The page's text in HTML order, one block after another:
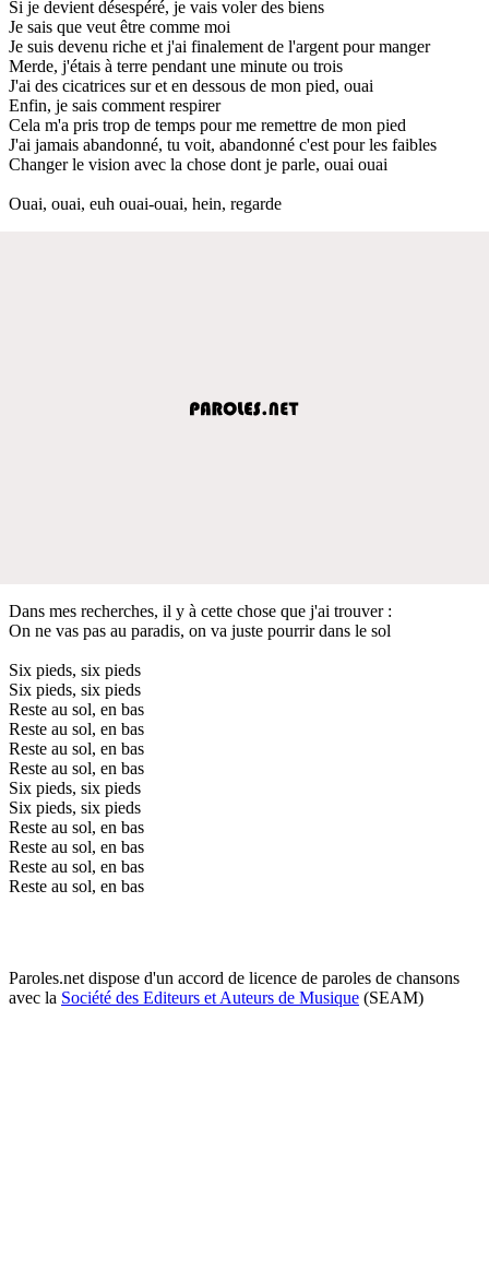
Si je devient désespéré, je vais voler des biens
Je sais que veut être comme moi
Je suis devenu riche et j'ai finalement de l'argent pour manger
Merde, j'étais à terre pendant une minute ou trois
J'ai des cicatrices sur et en dessous de mon pied, ouai
Enfin, je sais comment respirer
Cela m'a pris trop de temps pour me remettre de mon pied
J'ai jamais abandonné, tu voit, abandonné c'est pour les faibles
Changer le vision avec la chose dont je parle, ouai ouai
Ouai, ouai, euh ouai-ouai, hein, regarde
Dans mes recherches, il y à cette chose que j'ai trouver :
On ne vas pas au paradis, on va juste pourrir dans le sol
Six pieds, six pieds
Six pieds, six pieds
Reste au sol, en bas
Reste au sol, en bas
Reste au sol, en bas
Reste au sol, en bas
Six pieds, six pieds
Six pieds, six pieds
Reste au sol, en bas
Reste au sol, en bas
Reste au sol, en bas
Reste au sol, en bas
Paroles.net dispose d'un accord de licence de paroles de chansons
avec la Société des Editeurs et Auteurs de Musique (SEAM)